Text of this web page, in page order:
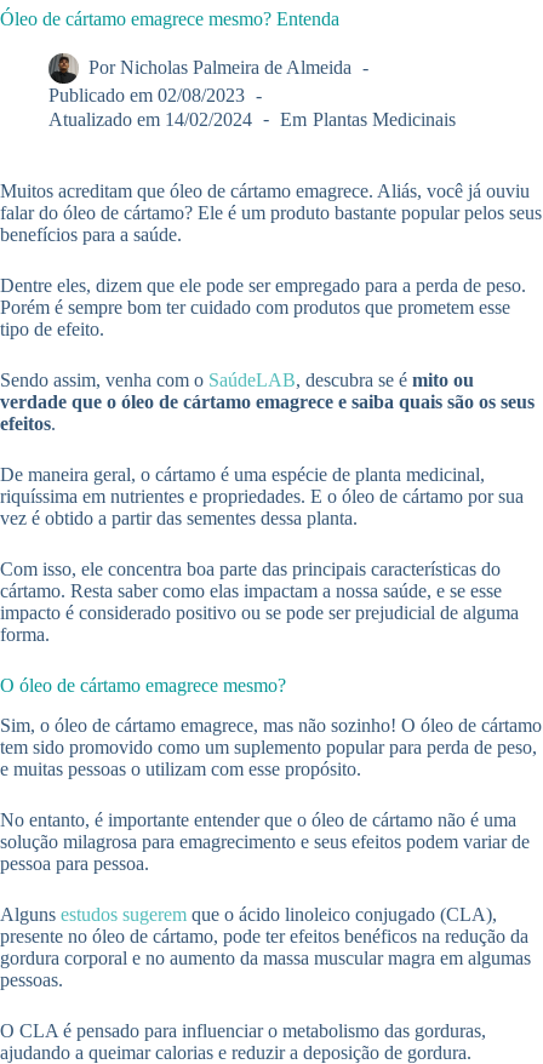
Óleo de cártamo emagrece mesmo? Entenda
Por Nicholas Palmeira de Almeida
Publicado em 02/08/2023
Atualizado em 14/02/2024 Em Plantas Medicinais
Muitos acreditam que óleo de cártamo emagrece. Aliás, você já ouviu
falar do óleo de cártamo? Ele é um produto bastante popular pelos seus
benefícios para a saúde.
Dentre eles, dizem que ele pode ser empregado para a perda de peso.
Porém é sempre bom ter cuidado com produtos que prometem esse
tipo de efeito.
Sendo assim, venha com o SaúdeLAB, descubra se é mito ou
verdade que o óleo de cártamo emagrece e saiba quais são os seus
efeitos.
De maneira geral, o cártamo é uma espécie de planta medicinal,
riquíssima em nutrientes e propriedades. E o óleo de cártamo por sua
vez é obtido a partir das sementes dessa planta.
Com isso, ele concentra boa parte das principais características do
cártamo. Resta saber como elas impactam a nossa saúde, e se esse
impacto é considerado positivo ou se pode ser prejudicial de alguma
forma.
O óleo de cártamo emagrece mesmo?
Sim, o óleo de cártamo emagrece, mas não sozinho! O óleo de cártamo
tem sido promovido como um suplemento popular para perda de peso,
e muitas pessoas o utilizam com esse propósito.
No entanto, é importante entender que o óleo de cártamo não é uma
solução milagrosa para emagrecimento e seus efeitos podem variar de
pessoa para pessoa.
Alguns estudos sugerem que o ácido linoleico conjugado (CLA),
presente no óleo de cártamo, pode ter efeitos benéficos na redução da
gordura corporal e no aumento da massa muscular magra em algumas
pessoas.
O CLA é pensado para influenciar o metabolismo das gorduras,
ajudando a queimar calorias e reduzir a deposição de gordura.